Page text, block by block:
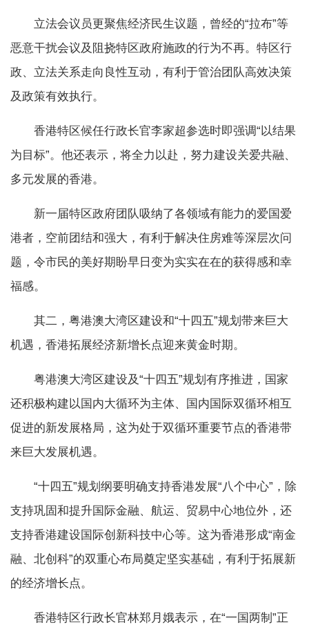
立法会议员更聚焦经济民生议题，曾经的“拉布”等
恶意干扰会议及阻挠特区政府施政的行为不再。特区行
政、立法关系走向良性互动，有利于管治团队高效决策
及政策有效执行。
香港特区候任行政长官李家超参选时即强调“以结果
为目标”。他还表示，将全力以赴，努力建设关爱共融、
多元发展的香港。
新一届特区政府团队吸纳了各领域有能力的爱国爱
港者，空前团结和强大，有利于解决住房难等深层次问
题，令市民的美好期盼早日变为实实在在的获得感和幸
福感。
其二，粤港澳大湾区建设和“十四五”规划带来巨大
机遇，香港拓展经济新增长点迎来黄金时期。
粤港澳大湾区建设及“十四五”规划有序推进，国家
还积极构建以国内大循环为主体、国内国际双循环相互
促进的新发展格局，这为处于双循环重要节点的香港带
来巨大发展机遇。
“十四五”规划纲要明确支持香港发展“八个中心”，除
支持巩固和提升国际金融、航运、贸易中心地位外，还
支持香港建设国际创新科技中心等。这为香港形成“南金
融、北创科”的双重心布局奠定坚实基础，有利于拓展新
的经济增长点。
香港特区行政长官林郑月娥表示，在“一国两制”正